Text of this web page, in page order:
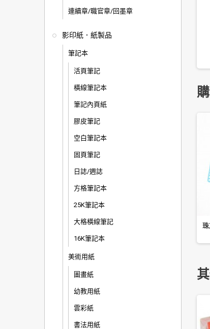
連續章/職官章/回墨章
影印紙．紙製品
筆記本
活頁筆記
橫線筆記本
筆記內頁紙
膠皮筆記
空白筆記本
固頁筆記
日誌/週誌
方格筆記本
25K筆記本
大格橫線筆記
16K筆記本
美術用紙
圖畫紙
幼教用紙
雲彩紙
書法用紙
四季紙品 L06 三角展示架 店舖
展示 三角展示架 1 入 AA0756